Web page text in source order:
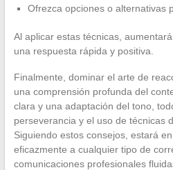
Ofrezca opciones o alternativas
Al aplicar estas técnicas,
una respuesta rápida y positiva.
Finalmente, dominar el arte de
una comprensión profunda del
clara y una adaptación del tono,
perseverancia y el uso de técnicas
Siguiendo estos consejos, estará
eficazmente a cualquier tipo de
comunicaciones profesionales